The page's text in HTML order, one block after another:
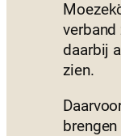
daarbij
zien.